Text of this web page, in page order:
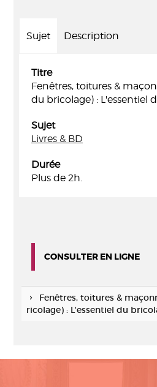
Sujet Description
Titre
Fenêtres, toitures &
du bricolage) : L'essentiel
Sujet
Livres & BD
Durée
Plus de 2h.
CONSULTER EN LIGNE
Fenêtres, toitures &
ricolage) : L'essentiel du